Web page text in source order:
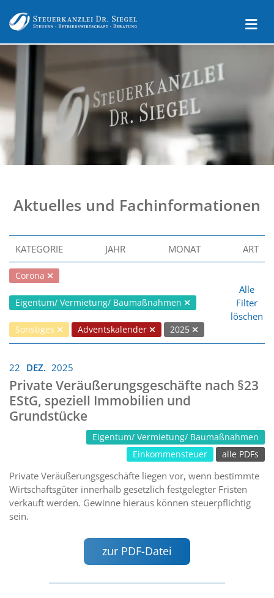
Aktuelles und Fachinformationen
KATEGORIE JAHR MONAT ART
Corona
Eigentum/ Vermietung/ Baumaßnahmen
Sonstiges Adventskalender 2025
Alle
Filter
löschen
22 DEZ. 2025
Private Veräußerungsgeschäfte nach §23
EStG, speziell Immobilien und
Grundstücke
Eigentum/ Vermietung/ Baumaßnahmen
Einkommensteuer
alle PDFs
Private Veräußerungsgeschäfte liegen vor, wenn bestimmte
Wirtschaftsgüter innerhalb gesetzlich festgelegter Fristen
verkauft werden. Gewinne hieraus können steuerpflichtig
sein.
zur PDF-Datei